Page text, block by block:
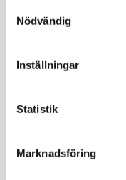
Nödvändig
Inställningar
Statistik
Marknadsföring